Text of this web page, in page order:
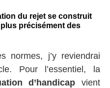
du rejet se construit
précisément des
normes, j’y reviendrai
Pour l’essentiel, la
d’handicap vient